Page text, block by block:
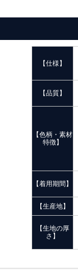
【仕様】
【品質】
【色柄・素材
特徴】
【着用期間】
【生産地】
【生地の厚
さ】